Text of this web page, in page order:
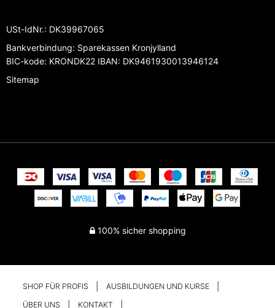
USt-IdNr.: DK39967065
Bankverbindung: Sparekassen Kronjylland
BIC-kode: KRONDK22 IBAN: DK9461930013946124
Sitemap
100% sicher shopping
SHOP FÜR PROFIS AUSBILDUNGEN UND KURSE
ÜBER UNS KONTAKT